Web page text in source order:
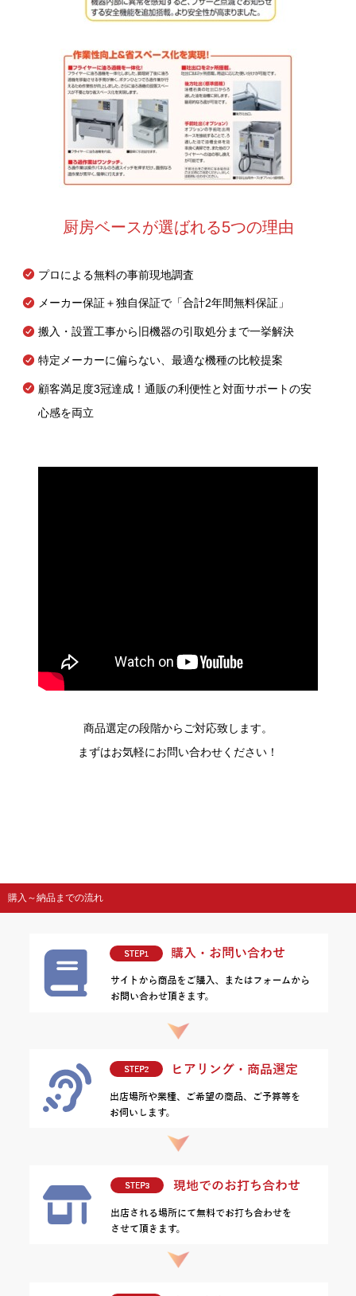
厨房ベースが選ばれる5つの理由
プロによる無料の事前現地調査
メーカー保証＋独自保証で「合計2年間無料保証」
搬入・設置工事から旧機器の引取処分まで一挙解決
特定メーカーに偏らない、最適な機種の比較提案
顧客満足度3冠達成！通販の利便性と対面サポートの安
心感を両立
商品選定の段階からご対応致します。
まずはお気軽にお問い合わせください！
購入～納品までの流れ